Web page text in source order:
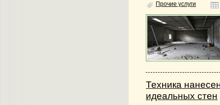
Прочие услуги
Техника
идеальных стен